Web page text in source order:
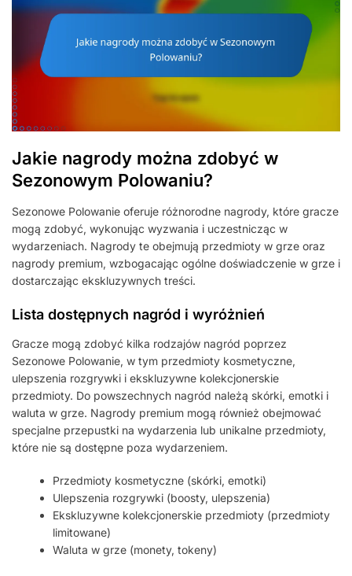
Jakie nagrody można zdobyć w
Sezonowym Polowaniu?
Sezonowe Polowanie oferuje różnorodne nagrody, które gracze
mogą zdobyć, wykonując wyzwania i uczestnicząc w
wydarzeniach. Nagrody te obejmują przedmioty w grze oraz
nagrody premium, wzbogacając ogólne doświadczenie w grze i
dostarczając ekskluzywnych treści.
Lista dostępnych nagród i wyróżnień
Gracze mogą zdobyć kilka rodzajów nagród poprzez
Sezonowe Polowanie, w tym przedmioty kosmetyczne,
ulepszenia rozgrywki i ekskluzywne kolekcjonerskie
przedmioty. Do powszechnych nagród należą skórki, emotki i
waluta w grze. Nagrody premium mogą również obejmować
specjalne przepustki na wydarzenia lub unikalne przedmioty,
które nie są dostępne poza wydarzeniem.
Przedmioty kosmetyczne (skórki, emotki)
Ulepszenia rozgrywki (boosty, ulepszenia)
Ekskluzywne kolekcjonerskie przedmioty (przedmioty
limitowane)
Waluta w grze (monety, tokeny)